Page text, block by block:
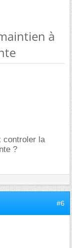
à
controler la
?
#6